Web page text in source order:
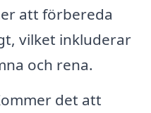
att förbereda
vilket inkluderar
och rena.
det att